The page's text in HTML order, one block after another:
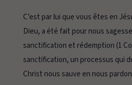
C’est par lui que vous êtes en
Dieu, a été fait pour nous
sanctification et rédemption (1
sanctification, un processus qui
Christ nous sauve en nous